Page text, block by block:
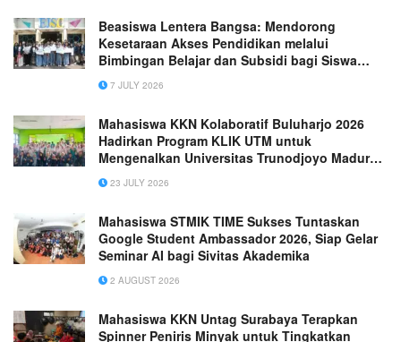
Beasiswa Lentera Bangsa: Mendorong
Kesetaraan Akses Pendidikan melalui
Bimbingan Belajar dan Subsidi bagi Siswa
SMA7 JULY 2026
Mahasiswa KKN Kolaboratif Buluharjo 2026
Hadirkan Program KLIK UTM untuk
Mengenalkan Universitas Trunodjoyo Madura
kepada Siswa SMAN 1 Plaosan
23 JULY 2026
Mahasiswa STMIK TIME Sukses Tuntaskan
Google Student Ambassador 2026, Siap Gelar
Seminar AI bagi Sivitas Akademika
2 AUGUST 2026
Mahasiswa KKN Untag Surabaya Terapkan
Spinner Peniris Minyak untuk Tingkatkan